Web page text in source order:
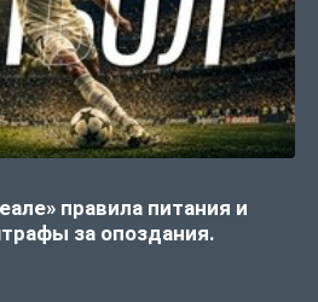
правила питания и
за опоздания.